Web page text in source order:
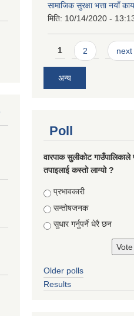
सामाजिक सुरक्षा भत्ता नयाँ
मिति: 10/14/2020 -
Pages
1 2 next
अन्य
Poll
वारपाक सुलीकोट
तपाइलाई कस्तो लाग्यो ?
Choices
प्रभावकारी
सन्तोषजनक
सुधार गर्नुपर्ने धेरै छन
Older polls
Results